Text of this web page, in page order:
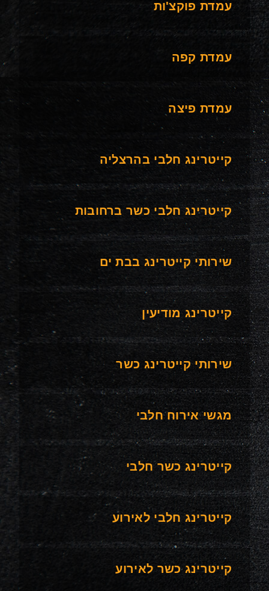
עמדת פוקצ'ות
עמדת קפה
עמדת פיצה
קייטרינג חלבי בהרצליה
קייטרינג חלבי כשר ברחובות
שירותי קייטרינג בבת ים
קייטרינג מודיעין
שירותי קייטרינג כשר
מגשי אירוח חלבי
קייטרינג כשר חלבי
קייטרינג חלבי לאירוע
קייטרינג כשר לאירוע